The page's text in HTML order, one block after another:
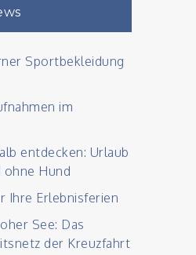
Sportbekleidung
im
entdecken: Urlaub
ohne Hund
Ihre Erlebnisferien
See: Das
der Kreuzfahrt